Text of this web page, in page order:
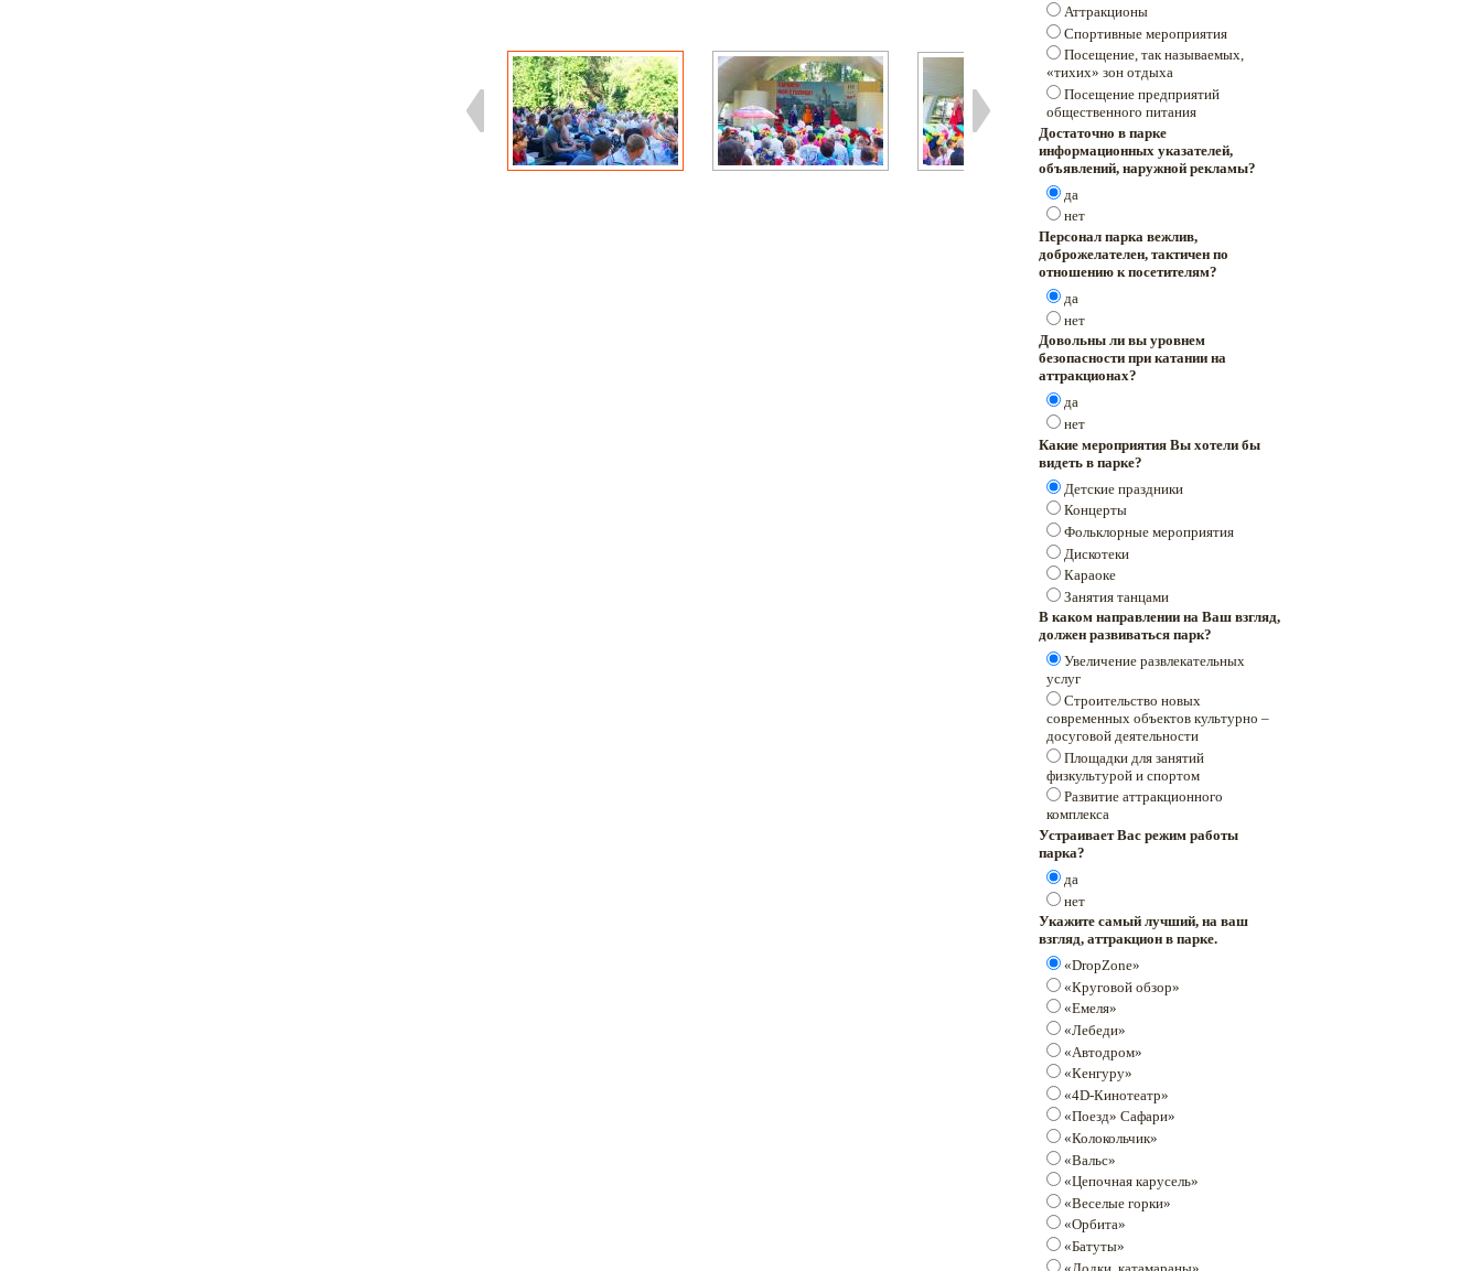
Аттракционы
Спортивные мероприятия
Посещение, так называемых,
«тихих» зон отдыха
Посещение предприятий
общественного питания
Достаточно в парке
информационных указателей,
объявлений, наружной рекламы?
да
нет
Персонал парка вежлив,
доброжелателен, тактичен по
отношению к посетителям?
да
нет
Довольны ли вы уровнем
безопасности при катании на
аттракционах?
да
нет
Какие мероприятия Вы хотели бы
видеть в парке?
Детские праздники
Концерты
Фольклорные мероприятия
Дискотеки
Караоке
Занятия танцами
В каком направлении на Ваш взгляд,
должен развиваться парк?
Увеличение развлекательных
услуг
Строительство новых
современных объектов культурно –
досуговой деятельности
Площадки для занятий
физкультурой и спортом
Развитие аттракционного
комплекса
Устраивает Вас режим работы
парка?
да
нет
Укажите самый лучший, на ваш
взгляд, аттракцион в парке.
«DropZone»
«Круговой обзор»
«Емеля»
«Лебеди»
«Автодром»
«Кенгуру»
«4D-Кинотеатр»
«Поезд» Сафари»
«Колокольчик»
«Вальс»
«Цепочная карусель»
«Веселые горки»
«Орбита»
«Батуты»